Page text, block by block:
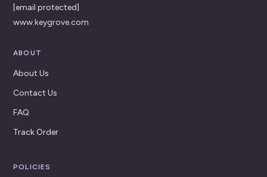
[email protected]
www.keygrove.com
ABOUT
About Us
Contact Us
FAQ
Track Order
POLICIES